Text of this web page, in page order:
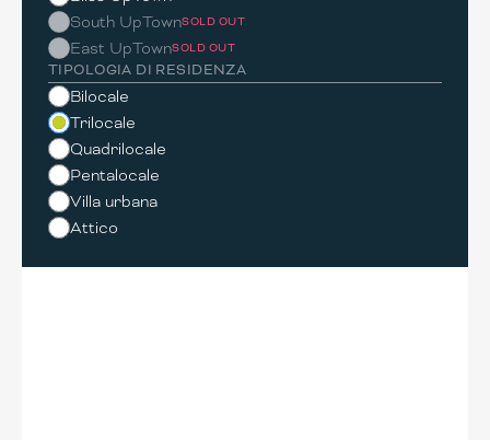
South UpTownSOLD OUT
East UpTownSOLD OUT
TIPOLOGIA DI RESIDENZA
Bilocale
Trilocale
Quadrilocale
Pentalocale
Villa urbana
Attico